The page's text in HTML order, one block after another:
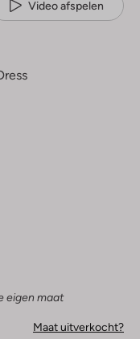
Video afspelen
eigen maat
Maat uitverkocht?